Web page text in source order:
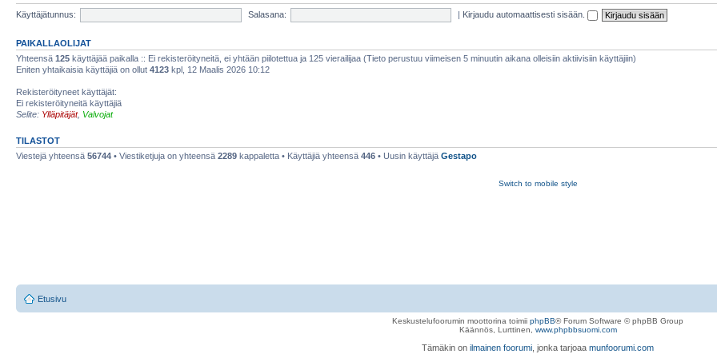
Käyttäjätunnus:
Salasana: | Kirjaudu automaattisesti sisään.
PAIKALLAOLIJAT
Yhteensä 125 käyttäjää paikalla :: Ei rekisteröityneitä, ei yhtään piilotettua ja 125 vierailijaa (Tieto perustuu viimeisen 5 minuutin aikana olleisiin aktiivisiin käyttäjiin)
Eniten yhtaikaisia käyttäjiä on ollut 4123 kpl, 12 Maalis 2026 10:12
Rekisteröityneet käyttäjät:
Ei rekisteröityneitä käyttäjiä
Selite: Ylläpitäjät, Valvojat
TILASTOT
Viestejä yhteensä 56744 • Viestiketjuja on yhteensä 2289 kappaletta • Käyttäjiä yhteensä 446 • Uusin käyttäjä Gestapo
Switch to mobile style
Etusivu
Keskustelufoorumin moottorina toimii phpBB® Forum Software © phpBB Group
Käännös, Lurttinen, www.phpbbsuomi.com
Tämäkin on ilmainen foorumi , jonka tarjoaa munfoorumi.com